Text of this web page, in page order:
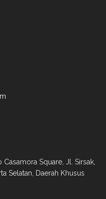
Square, Jl. Sirsak,
Selatan, Daerah Khusus